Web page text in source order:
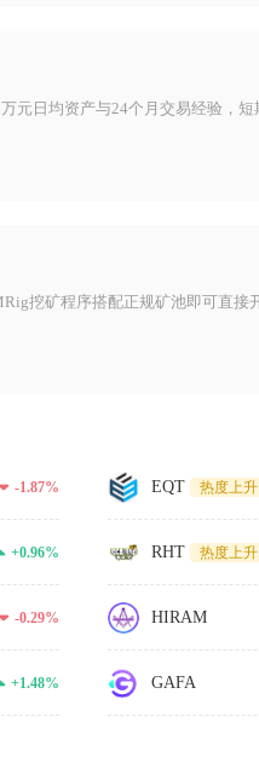
-1.87% EQT 热度上升
+0.96% RHT 热度上升
-0.29% HIRAM
+1.48% GAFA